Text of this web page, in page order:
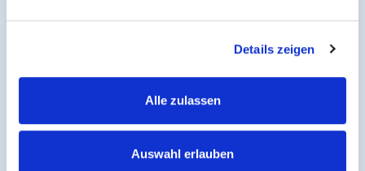
Details zeigen
Alle zulassen
Auswahl erlauben
Mehr erfahren